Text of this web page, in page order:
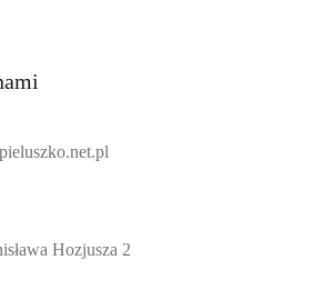
Hozjusza 2